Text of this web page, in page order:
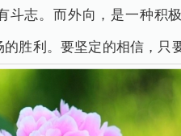
斗志。而外向，是一种积
胜利。要坚定的相信，只